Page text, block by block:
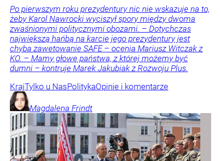
Po pierwszym roku prezydentury nic nie wskazuje na to,
żeby Karol Nawrocki wyciszył spory między dwoma
zwaśnionymi politycznymi obozami. – Dotychczas
największą hańbą na karcie jego prezydentury jest
chyba zawetowanie SAFE – ocenia Mariusz Witczak z
KO. – Mamy głowę państwa, z której możemy być
dumni – kontruje Marek Jakubiak z Rozwoju Plus.
KrajTylko u NasPolitykaOpinie i komentarze
Magdalena Frindt